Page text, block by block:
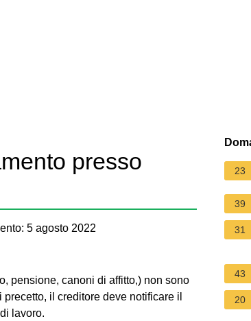
presso
5 agosto 2022
pensione, canoni di affitto,) non sono
il creditore deve notificare il
lavoro.
23
39
31
43
20